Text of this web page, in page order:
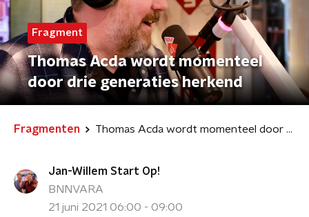
Fragment
Thomas Acda wordt momenteel
door drie generaties herkend
Fragmenten Thomas Acda wordt momenteel door drie generaties herkend
Jan-Willem Start Op!
BNNVARA
21 juni 2021 06:00 - 09:00